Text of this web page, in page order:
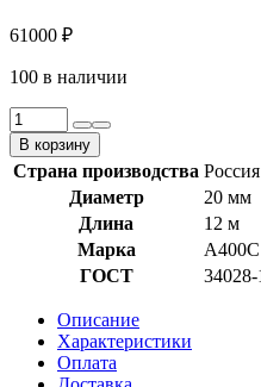
61000 ₽
100 в наличии
Количество
товара
Арматура
20
В корзину
Страна производства Россия
Диаметр
20 мм
Длина
12 м
Марка
А400С
ГОСТ
34028-
Описание
Характеристики
Оплата